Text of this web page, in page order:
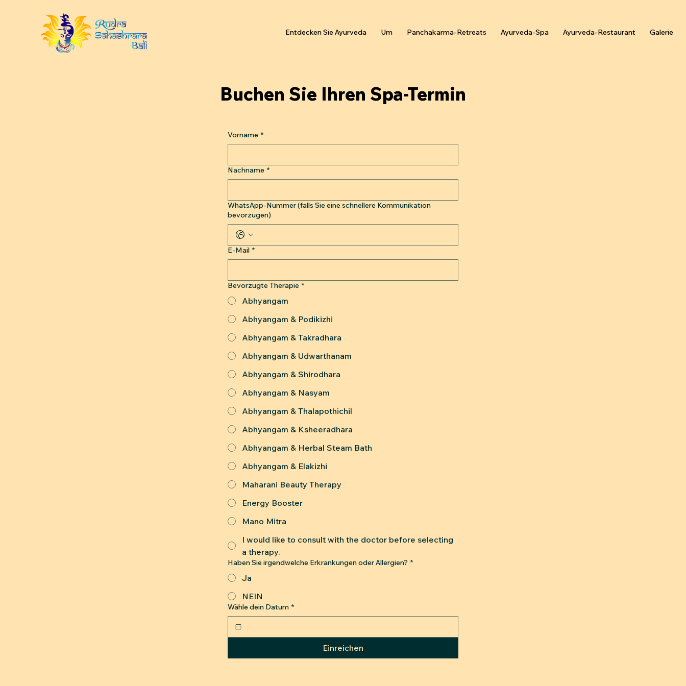
Entdecken Sie Ayurveda Um Panchakarma-Retreats Ayurveda-Spa Ayurveda-Restaurant Galerie
Buchen Sie Ihren Spa-Termin
Vorname *
Nachname *
WhatsApp-Nummer (falls Sie eine schnellere Kommunikation
bevorzugen)
E-Mail *
Bevorzugte Therapie *
Abhyangam
Abhyangam & Podikizhi
Abhyangam & Takradhara
Abhyangam & Udwarthanam
Abhyangam & Shirodhara
Abhyangam & Nasyam
Abhyangam & Thalapothichil
Abhyangam & Ksheeradhara
Abhyangam & Herbal Steam Bath
Abhyangam & Elakizhi
Maharani Beauty Therapy
Energy Booster
Mano Mitra
I would like to consult with the doctor before selecting
a therapy.
Haben Sie irgendwelche Erkrankungen oder Allergien? *
Ja
NEIN
Wähle dein Datum *
Einreichen